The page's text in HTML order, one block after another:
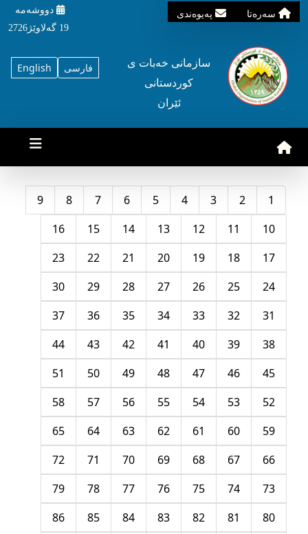
سه‌ره‌تا په‌یوه‌ندی
دووشه‌مه‌‌
19 گه‌لاوێژ2726
English فارسی
سازمانی خه‌بات ی
کوردستانی
ئێران
1
2
3
4
5
6
7
8
9
10
11
12
13
14
15
16
17
18
19
20
21
22
23
24
25
26
27
28
29
30
31
32
33
34
35
36
37
38
39
40
41
42
43
44
45
46
47
48
49
50
51
52
53
54
55
56
57
58
59
60
61
62
63
64
65
66
67
68
69
70
71
72
73
74
75
76
77
78
79
80
81
82
83
84
85
86